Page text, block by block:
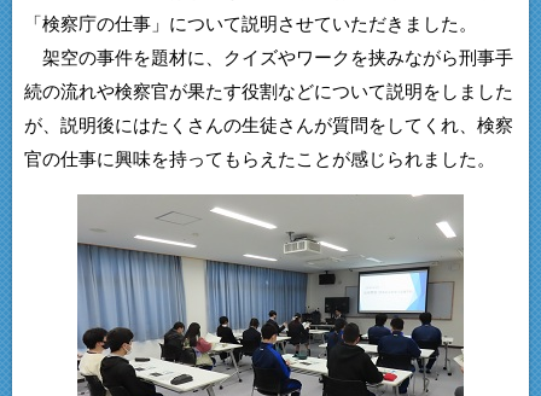
「検察庁の仕事」について説明させていただきました。
架空の事件を題材に、クイズやワークを挟みながら刑事手
続の流れや検察官が果たす役割などについて説明をしました
が、説明後にはたくさんの生徒さんが質問をしてくれ、検察
官の仕事に興味を持ってもらえたことが感じられました。